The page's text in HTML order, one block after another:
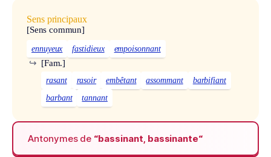
Sens principaux
[Sens commun]
ennuyeux fastidieux empoisonnant
[Fam.]
↪
rasant rasoir embêtant assommant
barbifiant
barbant
tannant
Antonymes de “bassinant, bassinante“